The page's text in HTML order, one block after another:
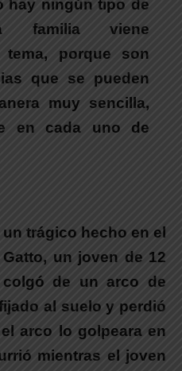
hay ningún tipo de
familia viene
tema, porque son
que se pueden
muy sencilla,
en cada uno de
trágico hecho en el
un joven de 12
de un arco de
al suelo y perdió
arco lo golpeara en
mientras el joven